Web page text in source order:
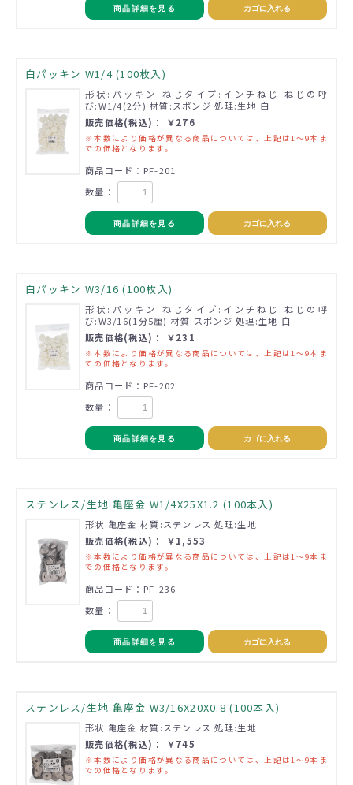
商品詳細を見る カゴに入れる
白パッキン W1/4 (100枚入)
形状:パッキン ねじタイプ:インチねじ ねじの呼
び:W1/4(2分) 材質:スポンジ 処理:生地 白
販売価格(税込)： ￥276
※本数により価格が異なる商品については、上記は1～9本ま
での価格となります。
商品コード：PF-201
数量：
商品詳細を見る カゴに入れる
白パッキン W3/16 (100枚入)
形状:パッキン ねじタイプ:インチねじ ねじの呼
び:W3/16(1分5厘) 材質:スポンジ 処理:生地 白
販売価格(税込)： ￥231
※本数により価格が異なる商品については、上記は1～9本ま
での価格となります。
商品コード：PF-202
数量：
商品詳細を見る カゴに入れる
ステンレス/生地 亀座金 W1/4X25X1.2 (100本入)
形状:亀座金 材質:ステンレス 処理:生地
販売価格(税込)： ￥1,553
※本数により価格が異なる商品については、上記は1～9本ま
での価格となります。
商品コード：PF-236
数量：
商品詳細を見る カゴに入れる
ステンレス/生地 亀座金 W3/16X20X0.8 (100本入)
形状:亀座金 材質:ステンレス 処理:生地
販売価格(税込)： ￥745
※本数により価格が異なる商品については、上記は1～9本ま
での価格となります。